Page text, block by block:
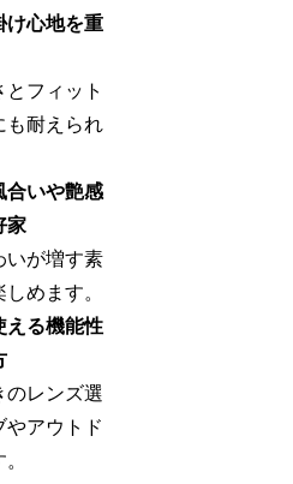
け心地を重
フィット
も耐えられ
合いや艶感
家
いが増す素
めます。
える機能性
のレンズ選
やアウトド